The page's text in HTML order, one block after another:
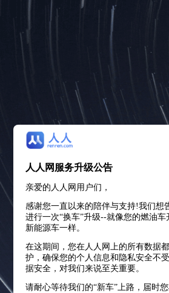
人人网服务升级公告
亲爱的人人网用户们，
感谢您一直以来的陪伴与支持!我们想
进行一次“换车”升级--就像您的燃油
新能源车一样。
在这期间，您在人人网上的所有数据
护，确保您的个人信息和隐私安全不
据安全，对我们来说至关重要。
请耐心等待我们的“新车”上路，届时